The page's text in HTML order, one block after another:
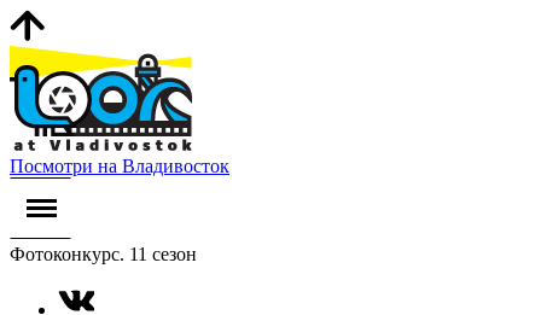
Посмотри на Владивосток
Фотоконкурс. 11 сезон